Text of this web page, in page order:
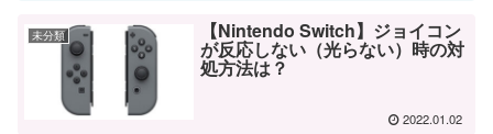
未分類 【Nintendo Switch】ジョイコン
が反応しない（光らない）時の対
処方法は？
2022.01.02